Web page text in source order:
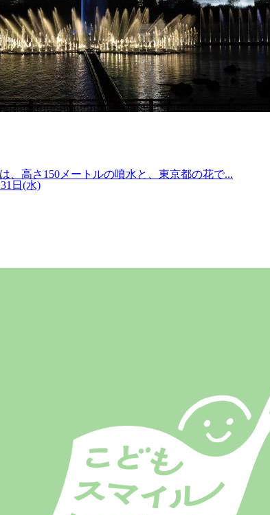
、高さ150メートルの噴水と、東京都の花で...
日(水)